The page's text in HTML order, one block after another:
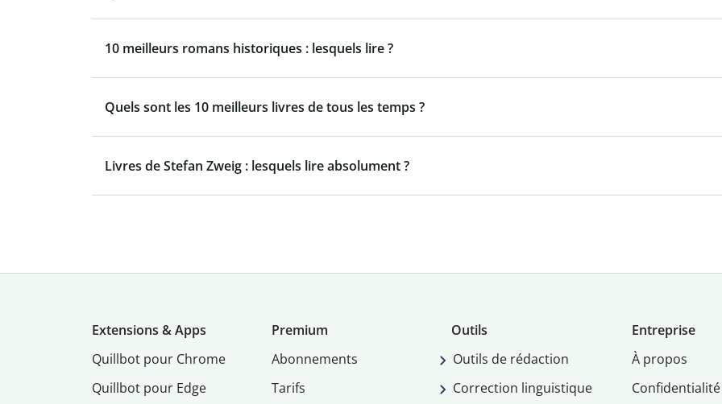
10 meilleurs romans historiques : lesquels lire ?
Quels sont les 10 meilleurs livres de tous les temps ?
Livres de Stefan Zweig : lesquels lire absolument ?
Extensions & Apps
Quillbot pour Chrome
Quillbot pour Edge
Premium
Abonnements
Tarifs
Outils
Outils de rédaction
Correction linguistique
Entreprise
À propos
Confidentialité